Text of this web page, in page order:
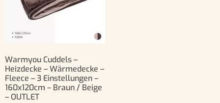
Warmyou Cuddels –
Heizdecke – Wärmedecke –
Fleece – 3 Einstellungen –
160x120cm – Braun / Beige
– OUTLET